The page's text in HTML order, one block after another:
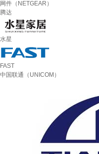
网件（NETGEAR）
腾达
水星
FAST
中国联通（UNICOM）